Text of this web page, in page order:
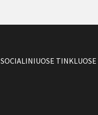
SOCIALINIUOSE TINKLUOSE